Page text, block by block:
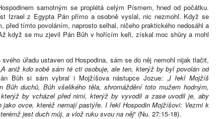
samotným se proplétá celým Písmem, hned od počátku.
Izrael z Egypta Pán přímo a osobně vyslal, nic nezmohl. Když se
před tímto povoláním, naprosto selhal, ničeho praktického nedosáhl a
když se mu zjevil Pán Bůh v hořícím keři, získal moc shůry a mohl
úřadu ustaven od Hospodina, sám se do něj nemohl nijak tlačit,
A aniž kdo sobě sám té cti osobuje, ale ten, kterýž by byl povolán od
Bůh si sám vybral i Mojžíšova nástupce Jozue: „I řekl Mojžíš
Bůh duchů, Bůh všelikého těla, shromáždění toto mužem hodným,
by vcházel před nimi, kterýž by vyvodil a zase uvodil je, aby
jako ovce, kteréž nemají pastýře. I řekl Hospodin Mojžíšovi: Vezmi k
jest duch můj, a vlož ruku svou na něj“ (Nu. 27:15-18).